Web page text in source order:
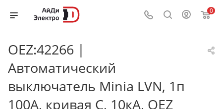
0
OEZ:42266 |
Автоматический
выключатель Minia LVN, 1п
100А, кривая С, 10кА, OEZ